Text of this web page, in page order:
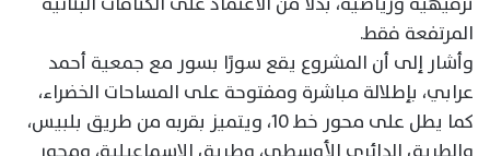
المرتفعة فقط.
وأشار إلى أن المشروع يقع سورًا بسور مع جمعية أحمد
عرابي، بإطلالة مباشرة ومفتوحة على المساحات الخضراء،
كما يطل على محور خط 10، ويتميز بقربه من طريق بلبيس،